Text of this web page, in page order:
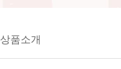
상품소개